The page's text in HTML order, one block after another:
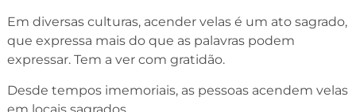
Em diversas culturas, acender velas é um ato sagrado,
que expressa mais do que as palavras podem
expressar. Tem a ver com gratidão.
Desde tempos imemoriais, as pessoas acendem velas